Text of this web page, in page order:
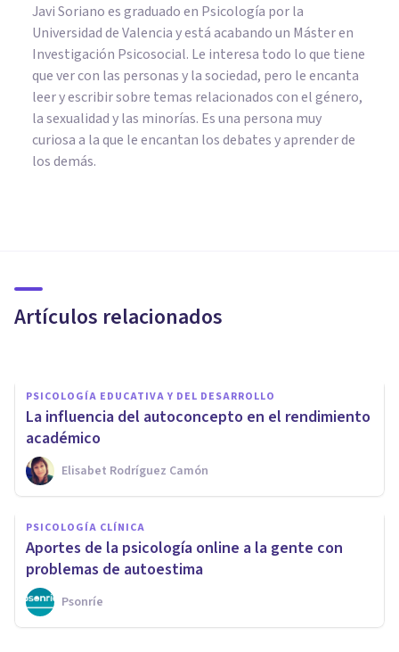
Javi Soriano es graduado en Psicología por la
Universidad de Valencia y está acabando un Máster en
Investigación Psicosocial. Le interesa todo lo que tiene
que ver con las personas y la sociedad, pero le encanta
leer y escribir sobre temas relacionados con el género,
la sexualidad y las minorías. Es una persona muy
curiosa a la que le encantan los debates y aprender de
los demás.
Artículos relacionados
autoconocimiento
PSICOLOGÍA EDUCATIVA Y DEL DESARROLLO
La influencia del autoconcepto en el rendimiento
académico
Elisabet Rodríguez Camón
PSICOLOGÍA CLÍNICA
Aportes de la psicología online a la gente con
problemas de autoestima
Psonríe
La Terapia Centrada en el
Cliente de Carl Rogers
Arturo Torres